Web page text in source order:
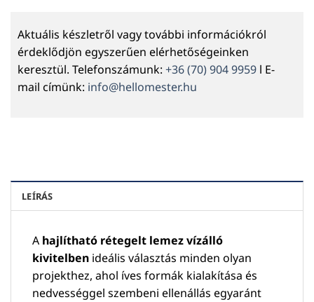
Aktuális készletről vagy további információkról
érdeklődjön egyszerűen elérhetőségeinken
keresztül. Telefonszámunk: +36 (70) 904 9959 l E-
mail címünk: info@hellomester.hu
LEÍRÁS
A hajlítható rétegelt lemez vízálló
kivitelben ideális választás minden olyan
projekthez, ahol íves formák kialakítása és
nedvességgel szembeni ellenállás egyaránt